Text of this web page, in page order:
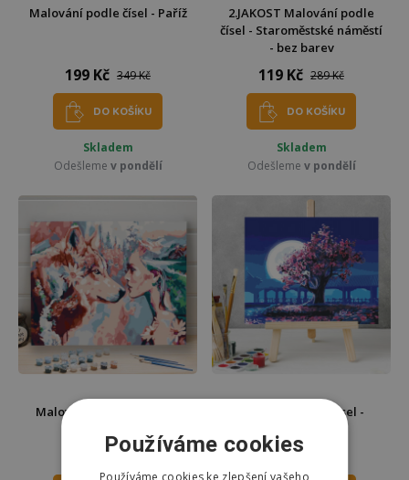
Malování podle čísel - Paříž
199 Kč 349 Kč
DO KOŠÍKU
Skladem
Odešleme v pondělí
2.JAKOST Malování podle
čísel - Staroměstské náměstí
- bez barev
119 Kč 289 Kč
DO KOŠÍKU
Skladem
Odešleme v pondělí
Malování podle čísel - vlk
349 Kč 399 Kč
Malování podle čísel -
349 Kč
Používáme cookies
Používáme cookies ke zlepšení vašeho